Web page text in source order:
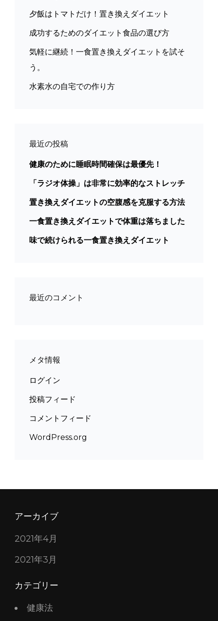
夕飯はトマトだけ！置き換えダイエット
成功するためのダイエット食品の選び方
気軽に継続！一食置き換えダイエットを試そ
う。
水素水の自宅での作り方
最近の投稿
健康のために睡眠時間確保は最優先！
「ラジオ体操」は非常に効率的なストレッチ
置き換えダイエットの空腹感を克服する方法
一食置き換えダイエットで体重は落ちました
味で続けられる一食置き換えダイエット
最近のコメント
メタ情報
ログイン
投稿フィード
コメントフィード
WordPress.org
アーカイブ
2021年4月
2021年3月
カテゴリー
健康法